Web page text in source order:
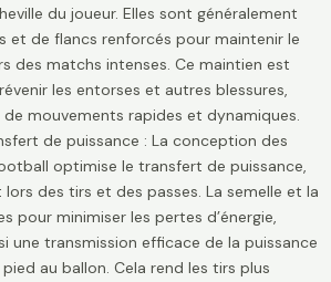
du joueur. Elles sont généralement
et de flancs renforcés pour maintenir le
des matchs intenses. Ce maintien est
les entorses et autres blessures,
mouvements rapides et dynamiques.
de puissance : La conception des
optimise le transfert de puissance,
des tirs et des passes. La semelle et la
pour minimiser les pertes d’énergie,
une transmission efficace de la puissance
au ballon. Cela rend les tirs plus